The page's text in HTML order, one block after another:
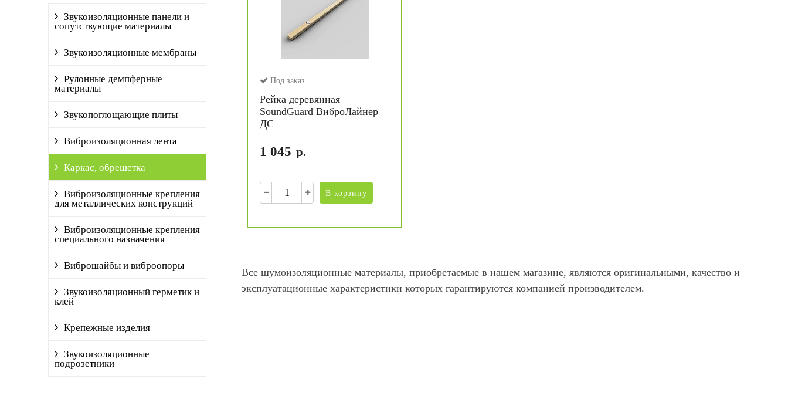
Звукоизоляционные панели и
сопутствующие материалы
Звукоизоляционные мембраны
Рулонные демпферные
материалы
Звукопоглощающие плиты
Виброизоляционная лента
Каркас, обрешетка
Виброизоляционные крепления
для металлических конструкций
Виброизоляционные крепления
специального назначения
Виброшайбы и виброопоры
Звукоизоляционный герметик и
клей
Крепежные изделия
Звукоизоляционные
подрозетники
Под заказ
Рейка деревянная
SoundGuard ВиброЛайнер
ДС
1 045 р.
В корзину
Все шумоизоляционные материалы, приобретаемые в нашем магазине, являются оригинальными, качество и
эксплуатационные характеристики которых гарантируются компанией производителем.